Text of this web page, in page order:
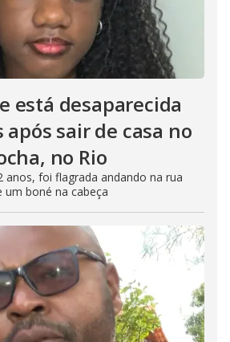
está desaparecida
sair de casa no
no Rio
anos, foi flagrada andando na rua
boné na cabeça